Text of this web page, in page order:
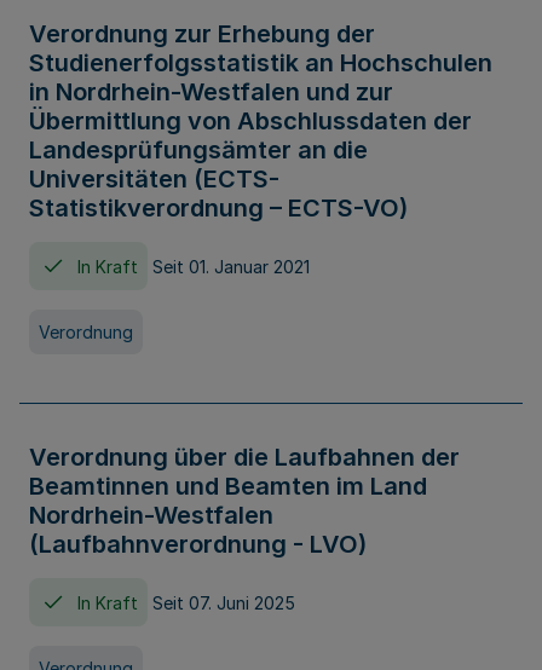
Verordnung zur Erhebung der
Studienerfolgsstatistik an Hochschulen
in Nordrhein-Westfalen und zur
Übermittlung von Abschlussdaten der
Landesprüfungsämter an die
Universitäten (ECTS-
Statistikverordnung – ECTS-VO)
In Kraft Seit 01. Januar 2021
Verordnung
Verordnung über die Laufbahnen der
Beamtinnen und Beamten im Land
Nordrhein-Westfalen
(Laufbahnverordnung - LVO)
In Kraft Seit 07. Juni 2025